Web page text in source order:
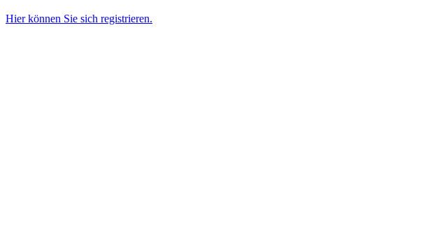
Hier können Sie sich registrieren.